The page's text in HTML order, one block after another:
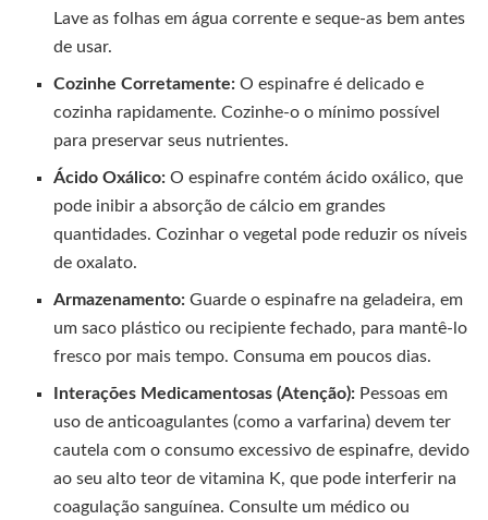
Lave as folhas em água corrente e seque-as bem antes
de usar.
Cozinhe Corretamente: O espinafre é delicado e
cozinha rapidamente. Cozinhe-o o mínimo possível
para preservar seus nutrientes.
Ácido Oxálico: O espinafre contém ácido oxálico, que
pode inibir a absorção de cálcio em grandes
quantidades. Cozinhar o vegetal pode reduzir os níveis
de oxalato.
Armazenamento: Guarde o espinafre na geladeira, em
um saco plástico ou recipiente fechado, para mantê-lo
fresco por mais tempo. Consuma em poucos dias.
Interações Medicamentosas (Atenção): Pessoas em
uso de anticoagulantes (como a varfarina) devem ter
cautela com o consumo excessivo de espinafre, devido
ao seu alto teor de vitamina K, que pode interferir na
coagulação sanguínea. Consulte um médico ou